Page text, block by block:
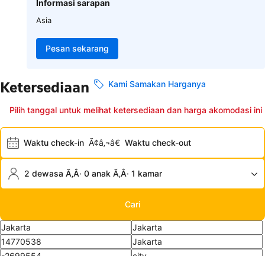
Informasi sarapan
Asia
Pesan sekarang
Ketersediaan Kami Samakan Harganya
Pilih tanggal untuk melihat ketersediaan dan harga akomodasi ini
Waktu check-in Ã¢â‚¬â€ Waktu check-out
2 dewasa Ã‚Â· 0 anak Ã‚Â· 1 kamar
Cari